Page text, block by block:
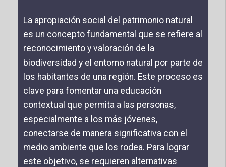
La apropiación social del patrimonio natural
es un concepto fundamental que se refiere al
reconocimiento y valoración de la
biodiversidad y el entorno natural por parte de
los habitantes de una región. Este proceso es
clave para fomentar una educación
contextual que permita a las personas,
especialmente a los más jóvenes,
conectarse de manera significativa con el
medio ambiente que los rodea. Para lograr
este objetivo, se requieren alternativas